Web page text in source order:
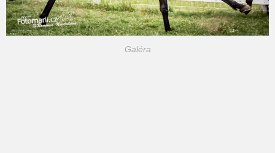
Galéra